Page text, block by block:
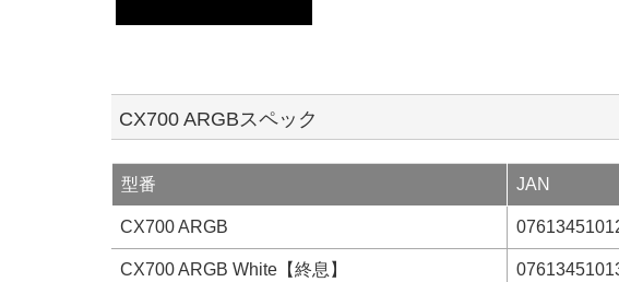
CX700 ARGBスペック
型番 JAN
CX700 ARGB
CX700 ARGB White【終息】